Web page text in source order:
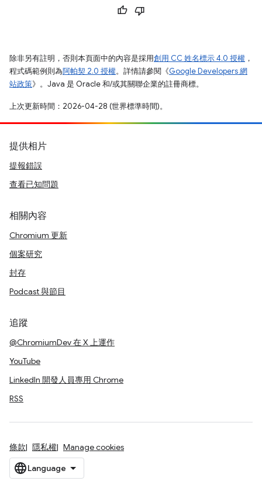
除非另有註明，否則本頁面中的內容是採用創用 CC 姓名標示 4.0 授權 ，
程式碼範例則為阿帕契 2.0 授權。詳情請參閱《Google Developers 網
站政策》。Java 是 Oracle 和/或其關聯企業的註冊商標。
上次更新時間：2026-04-28 (世界標準時間)。
提供相片
提報錯誤
查看已知問題
相關內容
Chromium 更新
個案研究
封存
Podcast 與節目
追蹤
@ChromiumDev 在 X 上運作
YouTube
LinkedIn 開發人員專用 Chrome
RSS
條款 隱私權 Manage cookies